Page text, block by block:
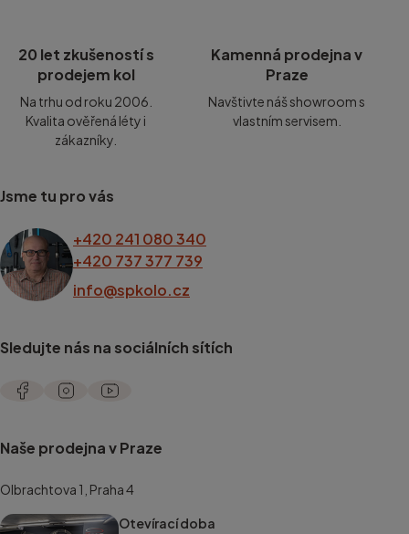
20 let zkušeností s
prodejem kol
Na trhu od roku 2006.
Kvalita ověřená léty i
zákazníky.
Kamenná prodejna v
Praze
Navštivte náš showroom s
vlastním servisem.
Jsme tu pro vás
+420 241 080 340
+420 737 377 739
info@spkolo.cz
Sledujte nás na sociálních sítích
Naše prodejna v Praze
Olbrachtova 1, Praha 4
Otevírací doba